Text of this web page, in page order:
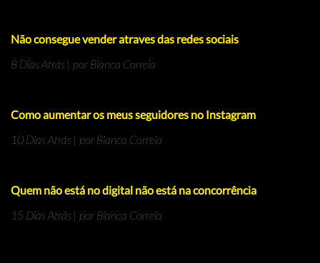
Não consegue vender atraves das redes sociais
8 Dias Atrás | por Bianca Correia
Como aumentar os meus seguidores no Instagram
10 Dias Atrás | por Bianca Correia
Quem não está no digital não está na concorrência
15 Dias Atrás | por Bianca Correia